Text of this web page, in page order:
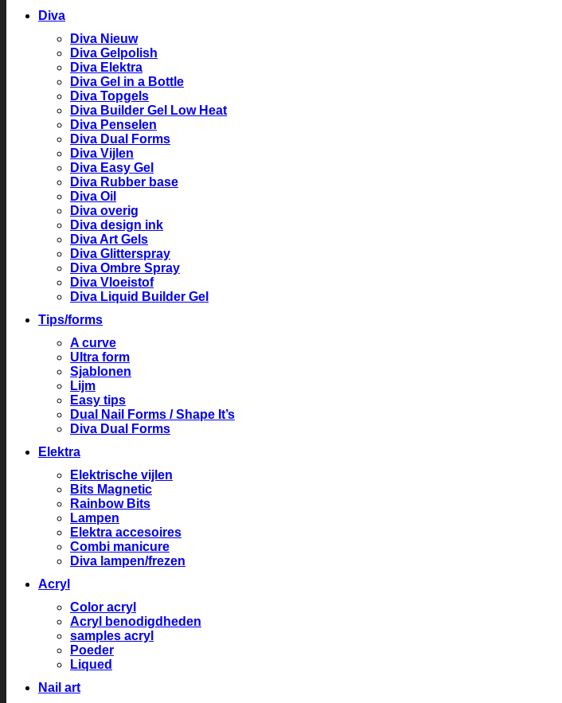
Diva
Diva Nieuw
Diva Gelpolish
Diva Elektra
Diva Gel in a Bottle
Diva Topgels
Diva Builder Gel Low Heat
Diva Penselen
Diva Dual Forms
Diva Vijlen
Diva Easy Gel
Diva Rubber base
Diva Oil
Diva overig
Diva design ink
Diva Art Gels
Diva Glitterspray
Diva Ombre Spray
Diva Vloeistof
Diva Liquid Builder Gel
Tips/forms
A curve
Ultra form
Sjablonen
Lijm
Easy tips
Dual Nail Forms / Shape It’s
Diva Dual Forms
Elektra
Elektrische vijlen
Bits Magnetic
Rainbow Bits
Lampen
Elektra accesoires
Combi manicure
Diva lampen/frezen
Acryl
Color acryl
Acryl benodigdheden
samples acryl
Poeder
Liqued
Nail art